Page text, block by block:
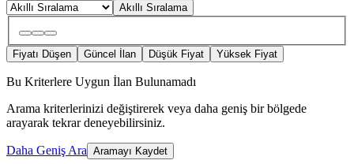
Akıllı Sıralama
Fiyatı Düşen Güncel İlan Düşük Fiyat Yüksek Fiyat
Bu Kriterlere Uygun İlan Bulunamadı
Arama kriterlerinizi değiştirerek veya daha geniş bir bölgede
arayarak tekrar deneyebilirsiniz.
Daha Geniş Ara Aramayı Kaydet